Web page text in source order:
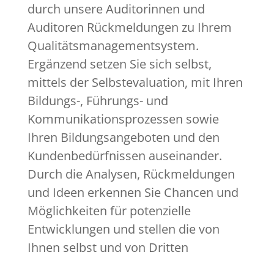
durch unsere Auditorinnen und
Auditoren Rückmeldungen zu Ihrem
Qualitätsmanagementsystem.
Ergänzend setzen Sie sich selbst,
mittels der Selbstevaluation, mit Ihren
Bildungs-, Führungs- und
Kommunikationsprozessen sowie
Ihren Bildungsangeboten und den
Kundenbedürfnissen auseinander.
Durch die Analysen, Rückmeldungen
und Ideen erkennen Sie Chancen und
Möglichkeiten für potenzielle
Entwicklungen und stellen die von
Ihnen selbst und von Dritten